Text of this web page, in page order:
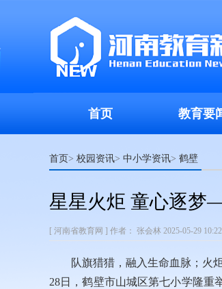
首页 教育要
首页> 校园资讯> 中小学资讯> 鹤壁
星星火炬 童心逐梦
[ 河南省教育网 ] 作者： 张会林 2025-05-29
队旗猎猎，融入生命血脉；火
28日，鹤壁市山城区第七小学隆重